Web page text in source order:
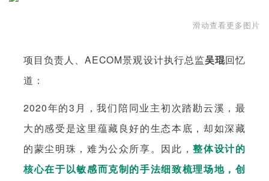
滑动查看更多图片
项目负责人、AECOM景观设计执行总监吴琨回忆
道：
2020年的3月，我们陪同业主初次踏勘云溪，最
大的感受是这里蕴藏良好的生态本底，却如深藏
的蒙尘明珠，难为公众所享。因此，整体设计的
核心在于以敏感而克制的手法细致梳理场地，创